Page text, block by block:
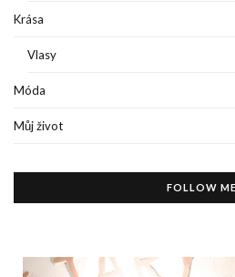
Krása
Vlasy
Móda
Můj život
FOLLOW